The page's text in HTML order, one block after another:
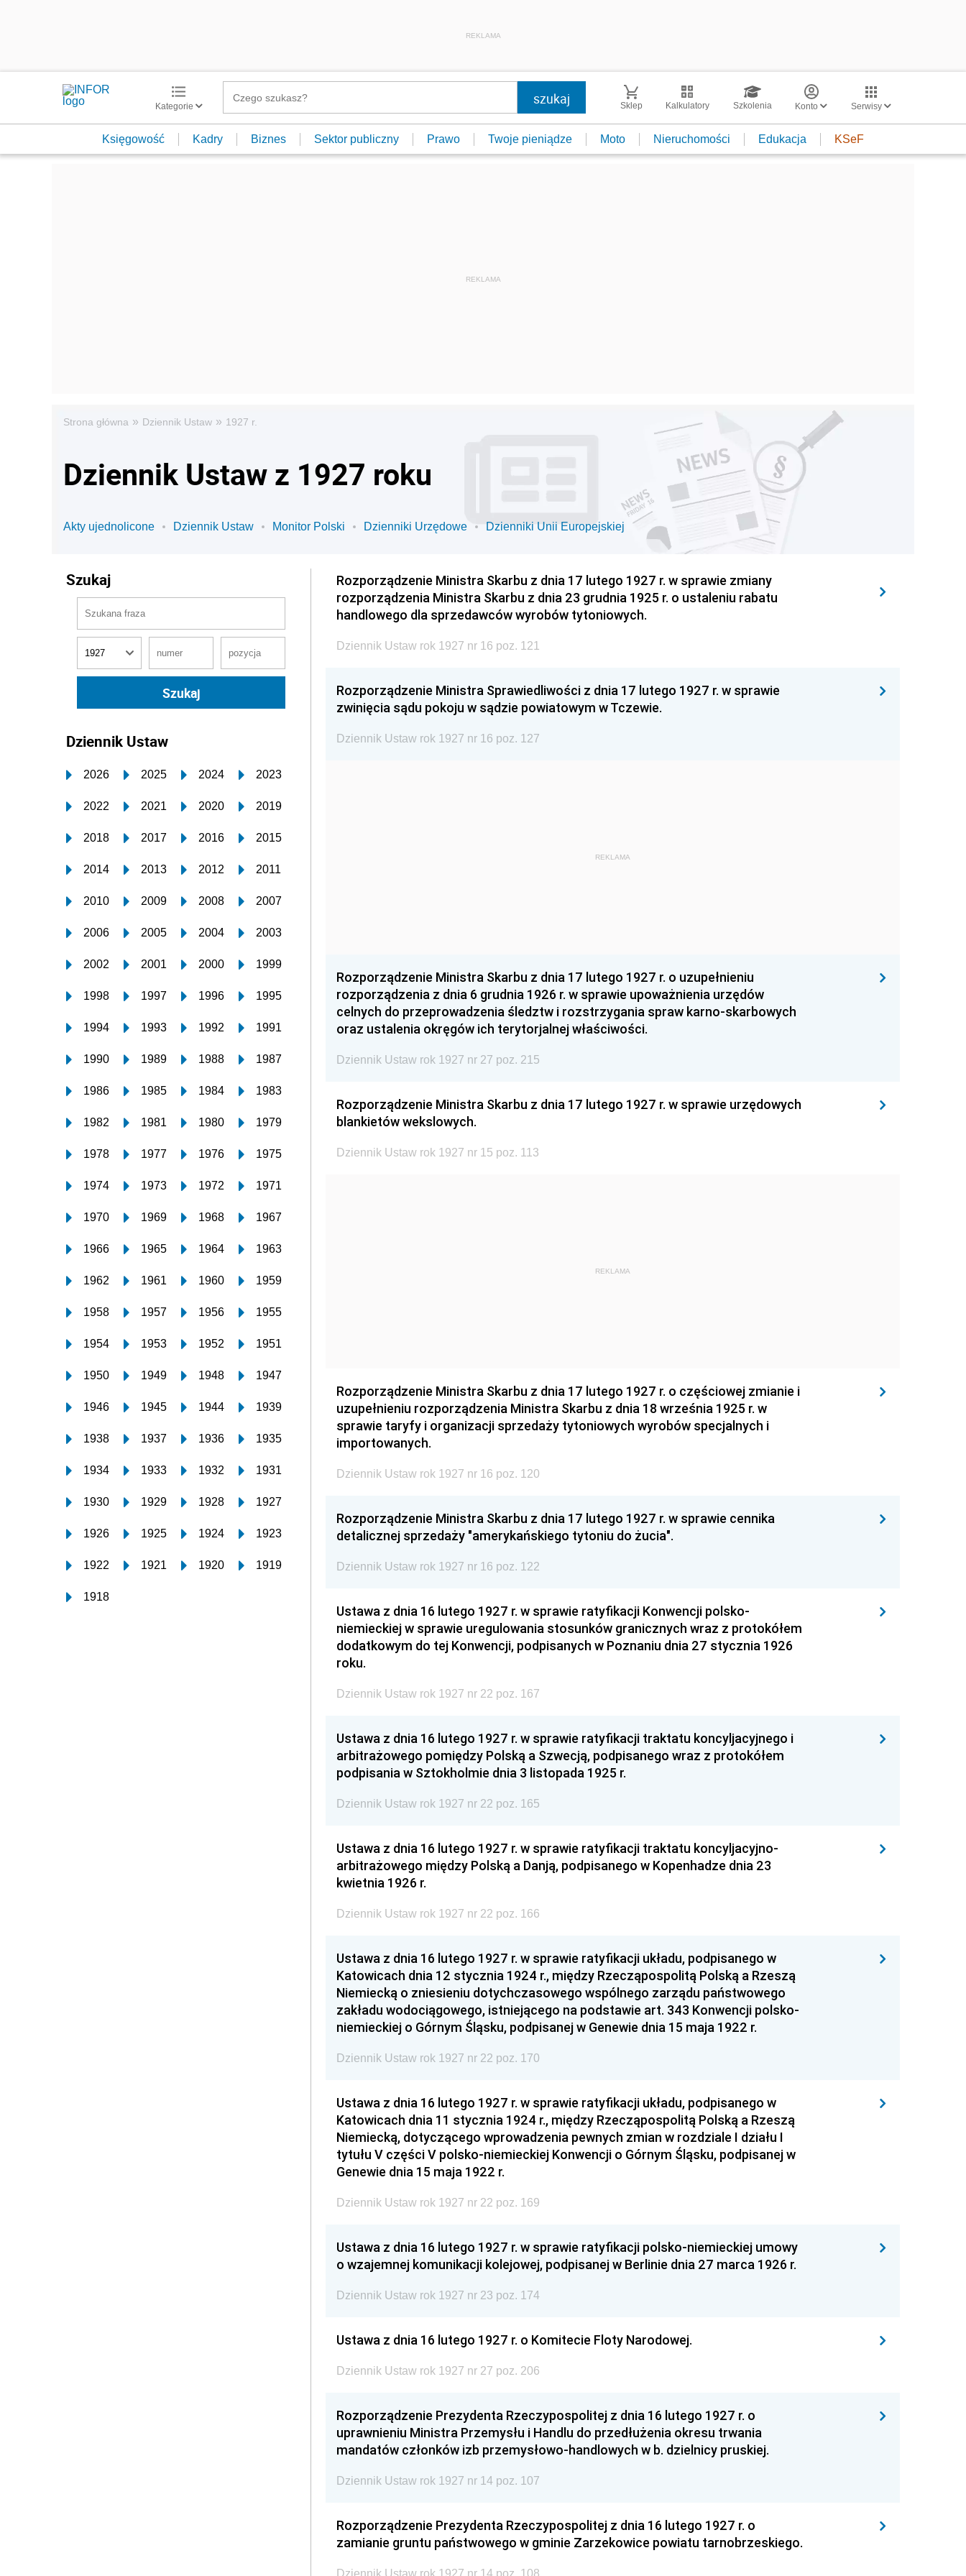
REKLAMA
Kategorie Sklep Kalkulatory Szkolenia Konto Serwisy
Księgowość Kadry Biznes Sektor publiczny Prawo Twoje pieniądze Moto Nieruchomości Edukacja KSeF
Strona główna » Dziennik Ustaw » 1927 r.
Dziennik Ustaw z 1927 roku
Akty ujednolicone Dziennik Ustaw Monitor Polski Dzienniki Urzędowe Dzienniki Unii Europejskiej
Szukaj
Dziennik Ustaw
2026 2025 2024 2023
2022 2021 2020 2019
2018 2017 2016 2015
2014 2013 2012 2011
2010 2009 2008 2007
2006 2005 2004 2003
2002 2001 2000 1999
1998 1997 1996 1995
1994 1993 1992 1991
1990 1989 1988 1987
1986 1985 1984 1983
1982 1981 1980 1979
1978 1977 1976 1975
1974 1973 1972 1971
1970 1969 1968 1967
1966 1965 1964 1963
1962 1961 1960 1959
1958 1957 1956 1955
1954 1953 1952 1951
1950 1949 1948 1947
1946 1945 1944 1939
1938 1937 1936 1935
1934 1933 1932 1931
1930 1929 1928 1927
1926 1925 1924 1923
1922 1921 1920 1919
1918
Rozporządzenie Ministra Skarbu z dnia 17 lutego 1927 r. w sprawie zmiany
rozporządzenia Ministra Skarbu z dnia 23 grudnia 1925 r. o ustaleniu rabatu
handlowego dla sprzedawców wyrobów tytoniowych.
Dziennik Ustaw rok 1927 nr 16 poz. 121
Rozporządzenie Ministra Sprawiedliwości z dnia 17 lutego 1927 r. w sprawie
zwinięcia sądu pokoju w sądzie powiatowym w Tczewie.
Dziennik Ustaw rok 1927 nr 16 poz. 127
REKLAMA
Rozporządzenie Ministra Skarbu z dnia 17 lutego 1927 r. o uzupełnieniu
rozporządzenia z dnia 6 grudnia 1926 r. w sprawie upoważnienia urzędów
celnych do przeprowadzenia śledztw i rozstrzygania spraw karno-skarbowych
oraz ustalenia okręgów ich terytorjalnej właściwości.
Dziennik Ustaw rok 1927 nr 27 poz. 215
Rozporządzenie Ministra Skarbu z dnia 17 lutego 1927 r. w sprawie urzędowych
blankietów wekslowych.
Dziennik Ustaw rok 1927 nr 15 poz. 113
REKLAMA
Rozporządzenie Ministra Skarbu z dnia 17 lutego 1927 r. o częściowej zmianie i
uzupełnieniu rozporządzenia Ministra Skarbu z dnia 18 września 1925 r. w
sprawie taryfy i organizacji sprzedaży tytoniowych wyrobów specjalnych i
importowanych.
Dziennik Ustaw rok 1927 nr 16 poz. 120
Rozporządzenie Ministra Skarbu z dnia 17 lutego 1927 r. w sprawie cennika
detalicznej sprzedaży "amerykańskiego tytoniu do żucia".
Dziennik Ustaw rok 1927 nr 16 poz. 122
Ustawa z dnia 16 lutego 1927 r. w sprawie ratyfikacji Konwencji polsko-
niemieckiej w sprawie uregulowania stosunków granicznych wraz z protokółem
dodatkowym do tej Konwencji, podpisanych w Poznaniu dnia 27 stycznia 1926
roku.
Dziennik Ustaw rok 1927 nr 22 poz. 167
Ustawa z dnia 16 lutego 1927 r. w sprawie ratyfikacji traktatu koncyljacyjnego i
arbitrażowego pomiędzy Polską a Szwecją, podpisanego wraz z protokółem
podpisania w Sztokholmie dnia 3 listopada 1925 r.
Dziennik Ustaw rok 1927 nr 22 poz. 165
Ustawa z dnia 16 lutego 1927 r. w sprawie ratyfikacji traktatu koncyljacyjno-
arbitrażowego między Polską a Danją, podpisanego w Kopenhadze dnia 23
kwietnia 1926 r.
Dziennik Ustaw rok 1927 nr 22 poz. 166
Ustawa z dnia 16 lutego 1927 r. w sprawie ratyfikacji układu, podpisanego w
Katowicach dnia 12 stycznia 1924 r., między Rzecząpospolitą Polską a Rzeszą
Niemiecką o zniesieniu dotychczasowego wspólnego zarządu państwowego
zakładu wodociągowego, istniejącego na podstawie art. 343 Konwencji polsko-
niemieckiej o Górnym Śląsku, podpisanej w Genewie dnia 15 maja 1922 r.
Dziennik Ustaw rok 1927 nr 22 poz. 170
Ustawa z dnia 16 lutego 1927 r. w sprawie ratyfikacji układu, podpisanego w
Katowicach dnia 11 stycznia 1924 r., między Rzecząpospolitą Polską a Rzeszą
Niemiecką, dotyczącego wprowadzenia pewnych zmian w rozdziale I działu I
tytułu V części V polsko-niemieckiej Konwencji o Górnym Śląsku, podpisanej w
Genewie dnia 15 maja 1922 r.
Dziennik Ustaw rok 1927 nr 22 poz. 169
Ustawa z dnia 16 lutego 1927 r. w sprawie ratyfikacji polsko-niemieckiej umowy
o wzajemnej komunikacji kolejowej, podpisanej w Berlinie dnia 27 marca 1926 r.
Dziennik Ustaw rok 1927 nr 23 poz. 174
Ustawa z dnia 16 lutego 1927 r. o Komitecie Floty Narodowej.
Dziennik Ustaw rok 1927 nr 27 poz. 206
Rozporządzenie Prezydenta Rzeczypospolitej z dnia 16 lutego 1927 r. o
uprawnieniu Ministra Przemysłu i Handlu do przedłużenia okresu trwania
mandatów członków izb przemysłowo-handlowych w b. dzielnicy pruskiej.
Dziennik Ustaw rok 1927 nr 14 poz. 107
Rozporządzenie Prezydenta Rzeczypospolitej z dnia 16 lutego 1927 r. o
zamianie gruntu państwowego w gminie Zarzekowice powiatu tarnobrzeskiego.
Dziennik Ustaw rok 1927 nr 14 poz. 108